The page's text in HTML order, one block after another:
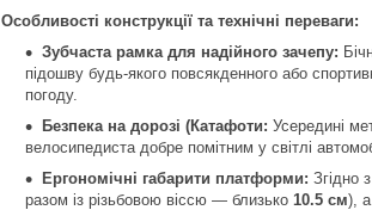
Особливості конструкції та технічні переваги:
Зубчаста рамка для надійного зачепу:
підошву будь-якого повсякденного або
погоду.
Безпека на дорозі (Катафоти: Усередині
велосипедиста добре помітним у світлі
Ергономічні габарити платформи: Згідно
разом із різьбовою віссю — близько 10.5 см),